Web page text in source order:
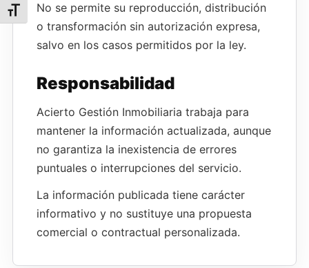
Alternar tamaño de letra
No se permite su reproducción, distribución
o transformación sin autorización expresa,
salvo en los casos permitidos por la ley.
Responsabilidad
Acierto Gestión Inmobiliaria trabaja para
mantener la información actualizada, aunque
no garantiza la inexistencia de errores
puntuales o interrupciones del servicio.
La información publicada tiene carácter
informativo y no sustituye una propuesta
comercial o contractual personalizada.